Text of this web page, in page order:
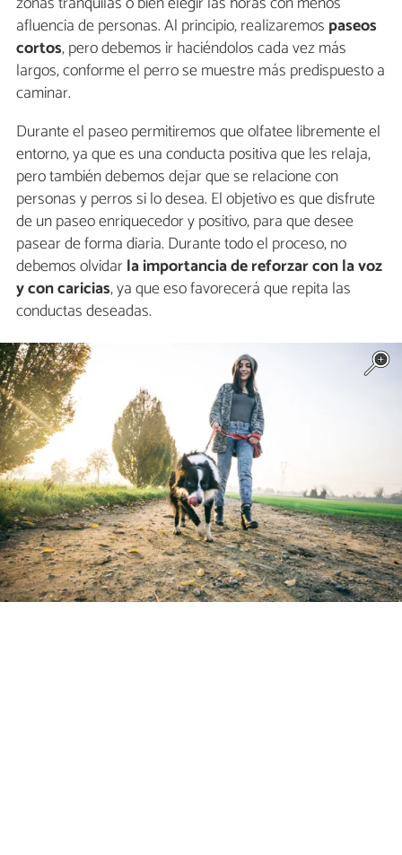
afluencia de personas. Al principio, realizaremos paseos
cortos, pero debemos ir haciéndolos cada vez más
largos, conforme el perro se muestre más predispuesto a
caminar.
Durante el paseo permitiremos que olfatee libremente el
entorno, ya que es una conducta positiva que les relaja,
pero también debemos dejar que se relacione con
personas y perros si lo desea. El objetivo es que disfrute
de un paseo enriquecedor y positivo, para que desee
pasear de forma diaria. Durante todo el proceso, no
debemos olvidarla importancia de reforzar con la voz
y con caricias, ya que eso favorecerá que repita las
conductas deseadas.